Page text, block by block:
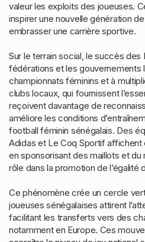
valeur les exploits des joueuses.
inspirer une nouvelle génération
embrasser une carrière sportive.
Sur le terrain social, le succès des
fédérations et les gouvernements
championnats féminins et à
clubs locaux, qui fournissent
reçoivent davantage de
améliore les conditions
football féminin sénégalais. Des
Adidas et Le Coq Sportif
en sponsorisant des maillots et du
rôle dans la promotion de l’égalité
Ce phénomène crée un cercle
joueuses sénégalaises attirent
facilitant les transferts vers des
notamment en Europe. Ces